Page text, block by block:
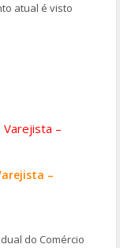
atual é visto
–
do Comércio